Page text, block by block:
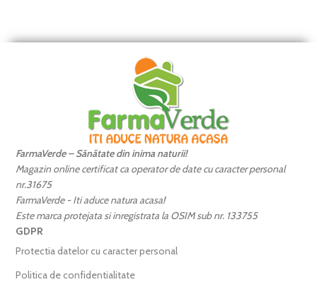
FarmaVerde – Sănătate din inima naturii!
Magazin online certificat ca operator de date cu caracter personal
nr.31675
FarmaVerde - Iti aduce natura acasa!
Este marca protejata si inregistrata la OSIM sub nr. 133755
GDPR
Protectia datelor cu caracter personal
Politica de confidentialitate